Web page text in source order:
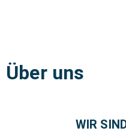
Über uns
WIR